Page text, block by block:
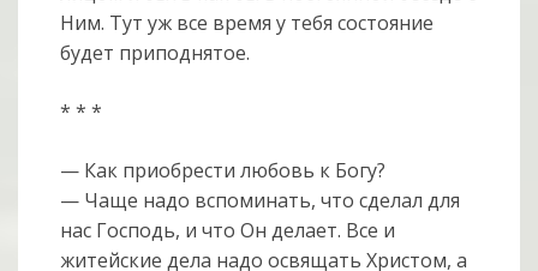
Ним. Тут уж все время у тебя состояние
будет приподнятое.
* * *
— Как приобрести любовь к Богу?
— Чаще надо вспоминать, что сделал для
нас Господь, и что Он делает. Все и
житейские дела надо освящать Христом, а